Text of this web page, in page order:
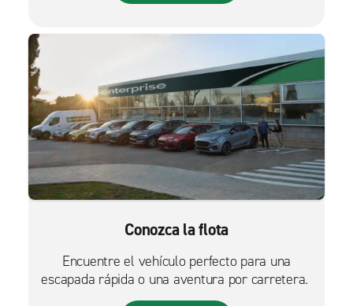
Conozca la flota
Encuentre el vehículo perfecto para una
escapada rápida o una aventura por carretera.